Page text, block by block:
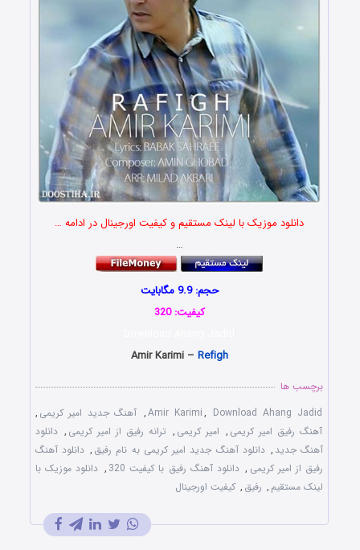
دانلود موزیک با لینک مستقیم و کیفیت اورجینال در ادامه …
…
حجم: 9.9 مگابایت
کیفیت: 320
Amir Karimi – Refigh
برچسب ها
Amir Karimi, Download Ahang Jadid
, آهنگ جدید امیر کریمی ,
آهنگ رفیق امیر کریمی , امیر کریمی , ترانه رفیق از امیر کریمی , دانلود
آهنگ جدید , دانلود آهنگ جدید امیر کریمی به نام رفیق , دانلود آهنگ
رفیق از امیر کریمی , دانلود آهنگ رفیق با کیفیت 320 , دانلود موزیک با
لینک مستقیم , رفیق , کیفیت اورجینال